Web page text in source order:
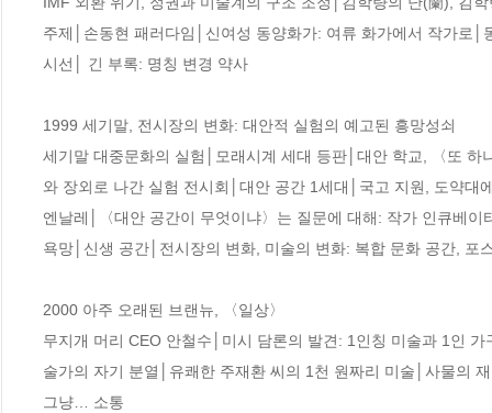
주제│손동현 패러다임│신여성 동양화가: 여류 화가에서 작가로
시선│ 긴 부록: 명칭 변경 약사
1999 세기말, 전시장의 변화: 대안적 실험의 예고된 흥망성쇠
세기말 대중문화의 실험│모래시계 세대 등판│대안 학교, 〈또
와 장외로 나간 실험 전시회│대안 공간 1세대│국고 지원, 도약
엔날레│〈대안 공간이 무엇이냐〉는 질문에 대해: 작가 인큐베
욕망│신생 공간│전시장의 변화, 미술의 변화: 복합 문화 공간, 포
2000 아주 오래된 브랜뉴, 〈일상〉
무지개 머리 CEO 안철수│미시 담론의 발견: 1인칭 미술과 1인
술가의 자기 분열│유쾌한 주재환 씨의 1천 원짜리 미술│사물의
그냥… 소통